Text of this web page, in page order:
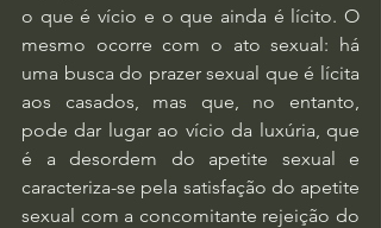
o que é vício e o que ainda é lícito. O
mesmo ocorre com o ato sexual: há
uma busca do prazer sexual que é lícita
aos casados, mas que, no entanto,
pode dar lugar ao vício da luxúria, que
é a desordem do apetite sexual e
caracteriza-se pela satisfação do apetite
sexual com a concomitante rejeição do